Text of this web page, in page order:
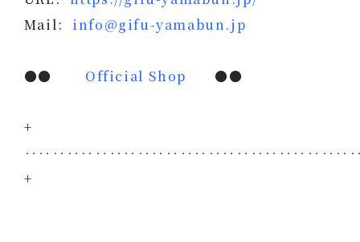
Mail: info@gifu-yamabun.jp
●● Official Shop ●●
+
+